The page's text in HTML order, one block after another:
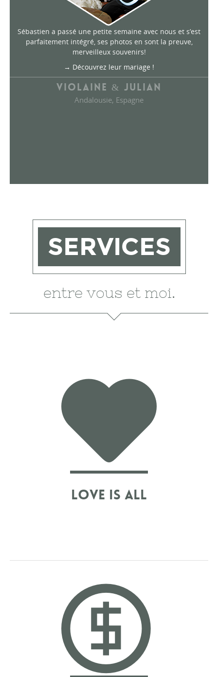
Sébastien a passé une petite semaine avec nous et s’est
parfaitement intégré, ses photos en sont la preuve,
merveilleux souvenirs!
→ Découvrez leur mariage !
VIOLAINE & JULIAN
Andalousie, Espagne
SERVICES
entre vous et moi.
Love is all